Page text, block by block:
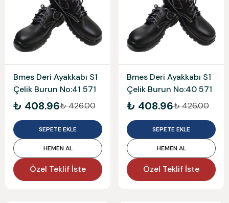
Bmes Deri Ayakkabı S1
Çelik Burun No:41 571
₺ 408.96₺ 426.00
SEPETE EKLE
HEMEN AL
Özel Teklif İste
Bmes Deri Ayakkabı S1
Çelik Burun No:40 571
₺ 408.96₺ 426.00
SEPETE EKLE
HEMEN AL
Özel Teklif İste